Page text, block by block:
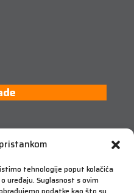
tehnologije poput kolačića
uređaju. Suglasnost s ovim